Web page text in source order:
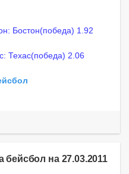
Бостон(победа) 1.92
Техас(победа) 2.06
на 27.03.2011